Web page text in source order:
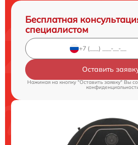
Бесплатная
специалистом
Оставить
Нажимая на кнопку "Оставить заявку" Вы